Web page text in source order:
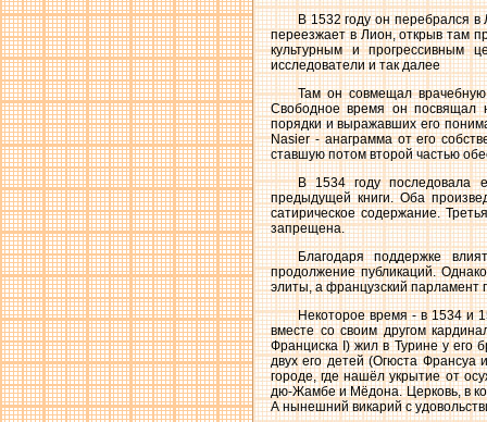
В 1532 году он перебрался в
переезжает в Лион, открыв там
культурным и прогрессивным
исследователи и так далее
Там он совмещал врачебную
Свободное время он посвящал
порядки и выражавших его
Nasier - анаграмма от его
ставшую потом второй частью
В 1534 году последовала
предыдущей книги. Оба
сатирическое содержание.
запрещена.
Благодаря поддержке
продолжение публикаций.
элиты, а французский парламент
Некоторое время - в 1534 и
вместе со своим другом
Франциска I) жил в Турине у его
двух его детей (Огюста
городе, где нашёл укрытие от
дю-Жамбе и Мёдона. Церковь, в
А нынешний викарий с